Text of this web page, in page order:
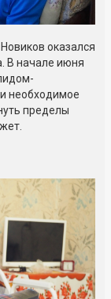
оказался
В начале июня
необходимое
пределы